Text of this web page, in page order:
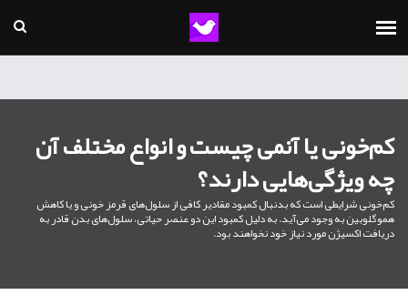
کم‌خونی یا آنمی چیست و انواع مختلف آن
چه ویژگی‌هایی دارند؟
کم‌خونی شرایطی است که بدنبال کمبود مقادیر کافی از سلول‌های قرمز خونی و یا کاهش
هموگلوبین به وجود می‌آید. به دلیل کمبود این دو عنصر حیاتی، سلول‌های بدن قادر به
دریافت اکسیژن مورد نیاز خود نخواهند بود.